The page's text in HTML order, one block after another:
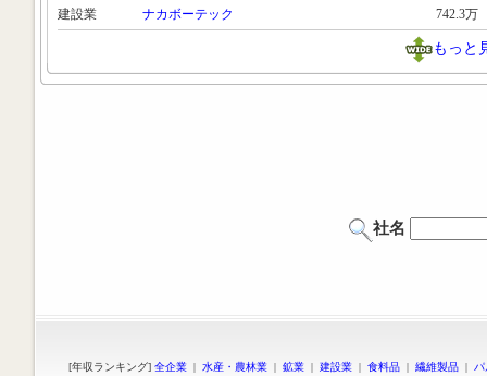
建設業
ナカボーテック 742.3万
もっと
社名
[年収ランキング] 全企業 | 水産・農林業 | 鉱業 | 建設業 | 食料品 | 繊維製品 |